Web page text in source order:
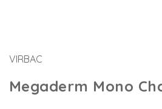
VIRBAC
Megaderm Mono